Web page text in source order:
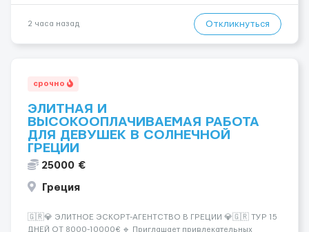
2 часа назад Откликнуться
срочно
ЭЛИТНАЯ И
ВЫСОКООПЛАЧИВАЕМАЯ РАБОТА
ДЛЯ ДЕВУШЕК В СОЛНЕЧНОЙ
ГРЕЦИИ
25000 €
Греция
🇬🇷💎 ЭЛИТНОЕ ЭСКОРТ-АГЕНТСТВО В ГРЕЦИИ 💎🇬🇷 ТУР 15
ДНЕЙ ОТ 8000-10000€ 🔹 Приглашает привлекательных